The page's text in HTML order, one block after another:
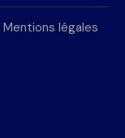
Mentions légales